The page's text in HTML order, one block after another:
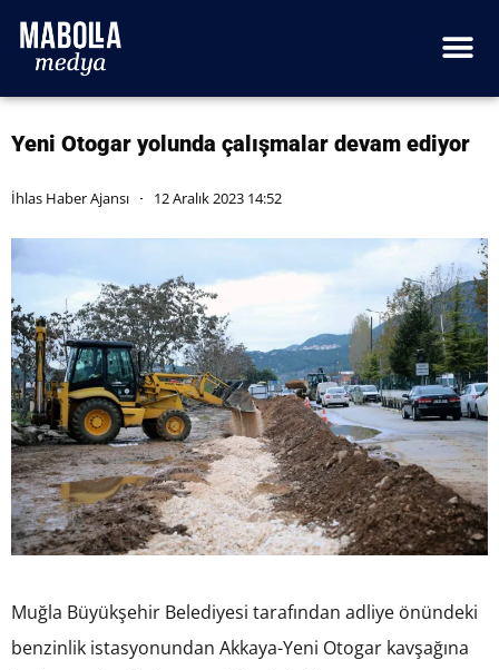
Yeni Otogar yolunda çalışmalar devam ediyor
İhlas Haber Ajansı 12 Aralık 2023 14:52
Muğla Büyükşehir Belediyesi tarafından adliye önündeki
benzinlik istasyonundan Akkaya-Yeni Otogar kavşağına